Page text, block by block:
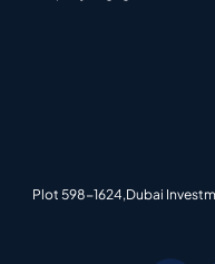
Plot 598-1624,Dubai